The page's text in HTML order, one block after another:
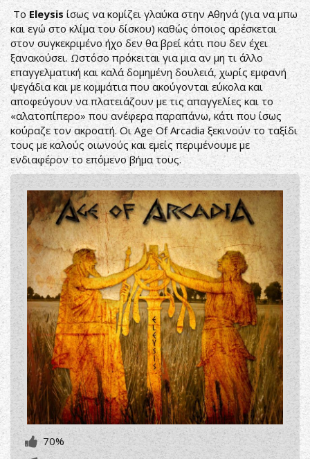
ΤοEleysis ίσως να κομίζει γλαύκα στην Αθηνά (για να μπω
και εγώ στο κλίμα του δίσκου) καθώς όποιος αρέσκεται
στον συγκεκριμένο ήχο δεν θα βρεί κάτι που δεν έχει
ξανακούσει. Ωστόσο πρόκειται για μια αν μη τι άλλο
επαγγελματική και καλά δομημένη δουλειά, χωρίς εμφανή
ψεγάδια και με κομμάτια που ακούγονται εύκολα και
αποφεύγουν να πλατειάζουν με τις απαγγελίες και το
«αλατοπίπερο» που ανέφερα παραπάνω, κάτι που ίσως
κούραζε τον ακροατή. Οι Age Of Arcadia ξεκινούν το ταξίδι
τους με καλούς οιωνούς και εμείς περιμένουμε με
ενδιαφέρον το επόμενο βήμα τους.
70%